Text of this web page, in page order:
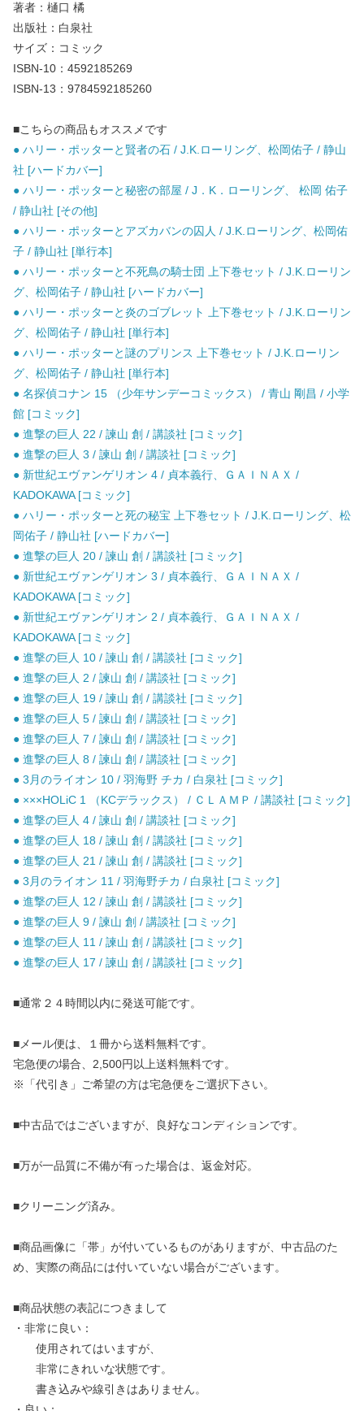
著者：樋口 橘
出版社：白泉社
サイズ：コミック
ISBN-10：4592185269
ISBN-13：9784592185260
■こちらの商品もオススメです
● ハリー・ポッターと賢者の石 / J.K.ローリング、松岡佑子 / 静山
社 [ハードカバー]
● ハリー・ポッターと秘密の部屋 / J．K．ローリング、 松岡 佑子
/ 静山社 [その他]
● ハリー・ポッターとアズカバンの囚人 / J.K.ローリング、松岡佑
子 / 静山社 [単行本]
● ハリー・ポッターと不死鳥の騎士団 上下巻セット / J.K.ローリン
グ、松岡佑子 / 静山社 [ハードカバー]
● ハリー・ポッターと炎のゴブレット 上下巻セット / J.K.ローリン
グ、松岡佑子 / 静山社 [単行本]
● ハリー・ポッターと謎のプリンス 上下巻セット / J.K.ローリン
グ、松岡佑子 / 静山社 [単行本]
● 名探偵コナン 15 （少年サンデーコミックス） / 青山 剛昌 / 小学
館 [コミック]
● 進撃の巨人 22 / 諫山 創 / 講談社 [コミック]
● 進撃の巨人 3 / 諫山 創 / 講談社 [コミック]
● 新世紀エヴァンゲリオン 4 / 貞本義行、ＧＡＩＮＡＸ /
KADOKAWA [コミック]
● ハリー・ポッターと死の秘宝 上下巻セット / J.K.ローリング、松
岡佑子 / 静山社 [ハードカバー]
● 進撃の巨人 20 / 諫山 創 / 講談社 [コミック]
● 新世紀エヴァンゲリオン 3 / 貞本義行、ＧＡＩＮＡＸ /
KADOKAWA [コミック]
● 新世紀エヴァンゲリオン 2 / 貞本義行、ＧＡＩＮＡＸ /
KADOKAWA [コミック]
● 進撃の巨人 10 / 諫山 創 / 講談社 [コミック]
● 進撃の巨人 2 / 諫山 創 / 講談社 [コミック]
● 進撃の巨人 19 / 諫山 創 / 講談社 [コミック]
● 進撃の巨人 5 / 諫山 創 / 講談社 [コミック]
● 進撃の巨人 7 / 諫山 創 / 講談社 [コミック]
● 進撃の巨人 8 / 諫山 創 / 講談社 [コミック]
● 3月のライオン 10 / 羽海野 チカ / 白泉社 [コミック]
● ×××HOLiC 1 （KCデラックス） / ＣＬＡＭＰ / 講談社 [コミック]
● 進撃の巨人 4 / 諫山 創 / 講談社 [コミック]
● 進撃の巨人 18 / 諫山 創 / 講談社 [コミック]
● 進撃の巨人 21 / 諫山 創 / 講談社 [コミック]
● 3月のライオン 11 / 羽海野チカ / 白泉社 [コミック]
● 進撃の巨人 12 / 諫山 創 / 講談社 [コミック]
● 進撃の巨人 9 / 諫山 創 / 講談社 [コミック]
● 進撃の巨人 11 / 諫山 創 / 講談社 [コミック]
● 進撃の巨人 17 / 諫山 創 / 講談社 [コミック]
■通常２４時間以内に発送可能です。
■メール便は、１冊から送料無料です。
宅急便の場合、2,500円以上送料無料です。
※「代引き」ご希望の方は宅急便をご選択下さい。
■中古品ではございますが、良好なコンディションです。
■万が一品質に不備が有った場合は、返金対応。
■クリーニング済み。
■商品画像に「帯」が付いているものがありますが、中古品のた
め、実際の商品には付いていない場合がございます。
■商品状態の表記につきまして
・非常に良い：
使用されてはいますが、
非常にきれいな状態です。
書き込みや線引きはありません。